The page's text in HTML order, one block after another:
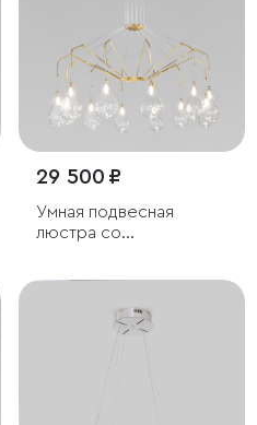
29 500 ₽
Умная подвесная
люстра со